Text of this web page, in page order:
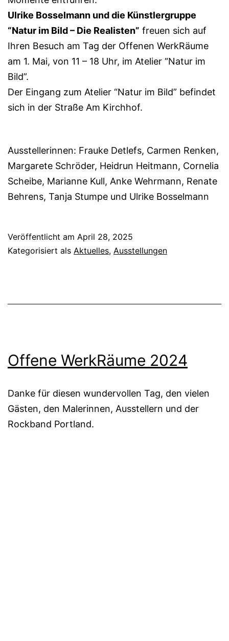
Ulrike Bosselmann und die Künstlergruppe
“Natur im Bild – Die Realisten” freuen sich auf
Ihren Besuch am Tag der Offenen WerkRäume
am 1. Mai, von 11 – 18 Uhr, im Atelier “Natur im
Bild”.
Der Eingang zum Atelier “Natur im Bild” befindet
sich in der Straße Am Kirchhof.
Ausstellerinnen: Frauke Detlefs, Carmen Renken,
Margarete Schröder, Heidrun Heitmann, Cornelia
Scheibe, Marianne Kull, Anke Wehrmann, Renate
Behrens, Tanja Stumpe und Ulrike Bosselmann
Veröffentlicht am April 28, 2025
Kategorisiert als Aktuelles, Ausstellungen
Offene WerkRäume 2024
Danke für diesen wundervollen Tag, den vielen
Gästen, den Malerinnen, Ausstellern und der
Rockband Portland.